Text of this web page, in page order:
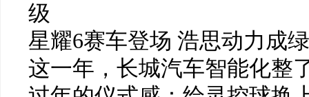
级
星耀6赛车登场 浩思动力成
这一年，长城汽车智能化整